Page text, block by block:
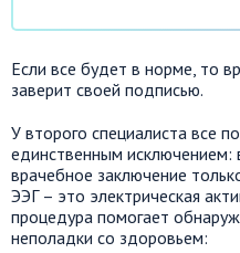
Если все будет в норме, то
заверит своей подписью.
У второго специалиста все
единственным исключением:
врачебное заключение
ЭЭГ – это электрическая
процедура помогает
неполадки со здоровьем: